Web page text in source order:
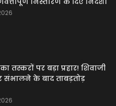
तस्करों पर बड़ा प्रहार! शिवाजी
संभालने के बाद ताबड़तोड़